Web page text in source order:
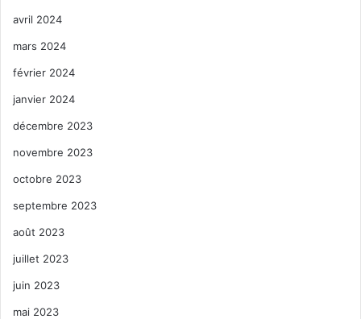
avril 2024
mars 2024
février 2024
janvier 2024
décembre 2023
novembre 2023
octobre 2023
septembre 2023
août 2023
juillet 2023
juin 2023
mai 2023